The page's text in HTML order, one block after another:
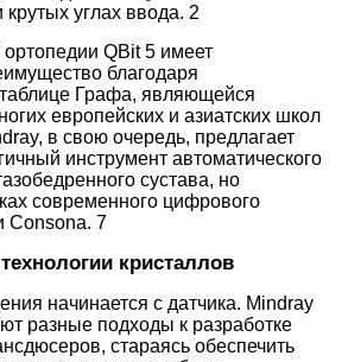
углах ввода. 2
QBit 5 имеет
благодаря
Графа, являющейся
европейских и азиатских школ
в свою очередь, предлагает
инструмент автоматического
сустава, но
современного цифрового
Consona. 7
кристаллов
начинается с датчика. Mindray
разные подходы к разработке
стараясь обеспечить